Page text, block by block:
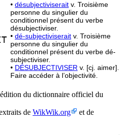
• désubjectiviserait v. Troisième
personne du singulier du
conditionnel présent du verbe
désubjectiviser.
• dé-subjectiviserait v. Troisième
personne du singulier du
conditionnel présent du verbe dé-
subjectiviser.
• DÉSUBJECTIVISER v. [cj. aimer].
Faire accéder à l’objectivité.
du dictionnaire officiel du
de WikWik.org
et de